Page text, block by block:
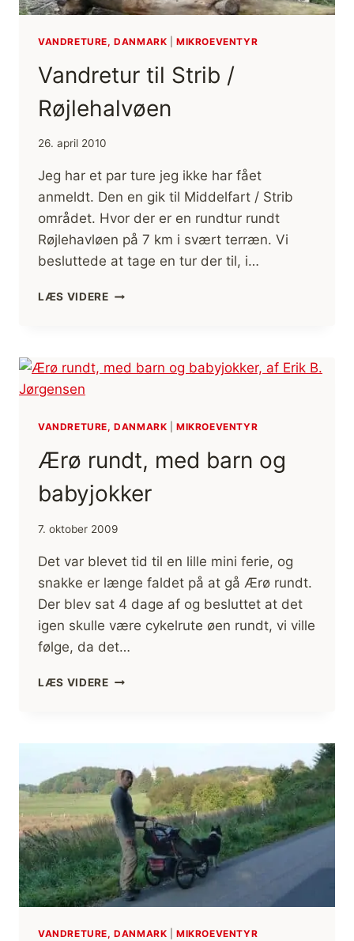
VANDRETURE, DANMARK |MIKROEVENTYR
Vandretur til Strib /
Røjlehalvøen
26. april 2010
Jeg har et par ture jeg ikke har fået
anmeldt. Den en gik til Middelfart / Strib
området. Hvor der er en rundtur rundt
Røjlehavløen på 7 km i svært terræn. Vi
besluttede at tage en tur der til, i…
LÆS VIDEREVANDRETUR
RØJLEHALVØEN
VANDRETURE, DANMARK |MIKROEVENTYR
Ærø rundt, med barn og
babyjokker
7. oktober 2009
Det var blevet tid til en lille mini ferie, og
snakke er længe faldet på at gå Ærø rundt.
Der blev sat 4 dage af og besluttet at det
igen skulle være cykelrute øen rundt, vi ville
følge, da det…
LÆS VIDEREÆRØ
OG
VANDRETURE, DANMARK |MIKROEVENTYR